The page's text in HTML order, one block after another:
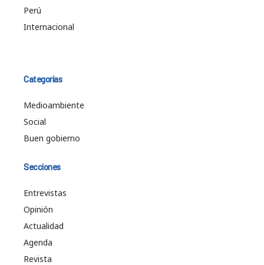
Perú
Internacional
Categorías
Medioambiente
Social
Buen gobierno
Secciones
Entrevistas
Opinión
Actualidad
Agenda
Revista